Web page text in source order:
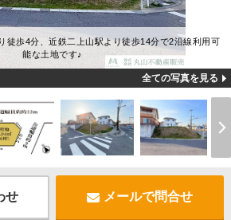
徒歩4分、近鉄二上山駅より徒歩14分で2沿線利用可
能な土地です♪
全ての写真を見る
せ メールで問合せ